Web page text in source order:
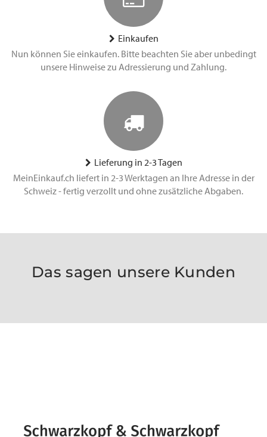
Einkaufen
Nun können Sie einkaufen. Bitte beachten Sie aber unbedingt
unsere Hinweise zu Adressierung und Zahlung.
Lieferung in 2-3 Tagen
MeinEinkauf.ch liefert in 2-3 Werktagen an Ihre Adresse in der
Schweiz - fertig verzollt und ohne zusätzliche Abgaben.
Das sagen unsere Kunden